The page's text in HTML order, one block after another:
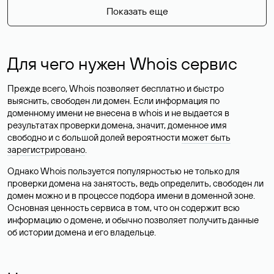
Показать еще
Для чего нужен Whois сервис
Прежде всего, Whois позволяет бесплатно и быстро
выяснить, свободен ли домен. Если информация по
доменному имени не внесена в whois и не выдается в
результатах проверки домена, значит, доменное имя
свободно и с большой долей вероятности может быть
зарегистрировано.
Однако Whois пользуется популярностью не только для
проверки домена на занятость, ведь определить, свободен ли
домен можно и в процессе подбора имени в доменной зоне.
Основная ценность сервиса в том, что он содержит всю
информацию о домене, и обычно позволяет получить данные
об истории домена и его владельце.